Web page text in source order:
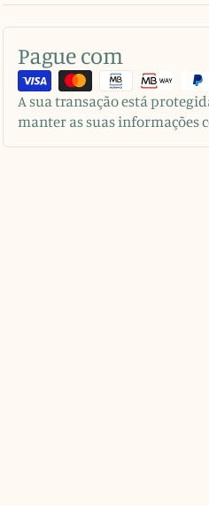
Pague com
A sua transação está
manter as suas informações